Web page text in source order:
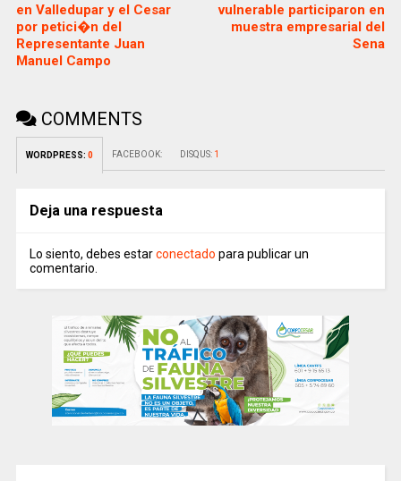
en Valledupar y el Cesar
por petici�n del
Representante Juan
Manuel Campo
vulnerable participaron en
muestra empresarial del
Sena
COMMENTS
WORDPRESS: 0 FACEBOOK: DISQUS: 1
Deja una respuesta
Lo siento, debes estarconectado para publicar un
comentario.